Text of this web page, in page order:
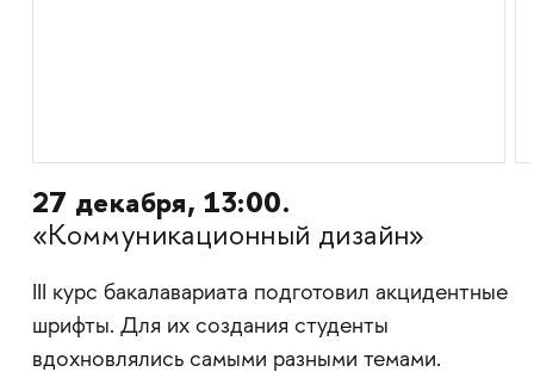
27 декабря, 13:00.
«Коммуникационный дизайн»
III курс бакалавариата подготовил акцидентные
шрифты. Для их создания студенты
вдохновлялись самыми разными темами.